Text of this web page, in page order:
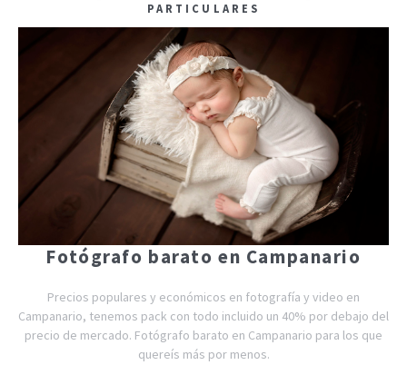
PARTICULARES
Fotógrafo barato en Campanario
Precios populares y económicos en fotografía y video en
Campanario, tenemos pack con todo incluido un 40% por debajo del
precio de mercado. Fotógrafo barato en Campanario para los que
quereís más por menos.